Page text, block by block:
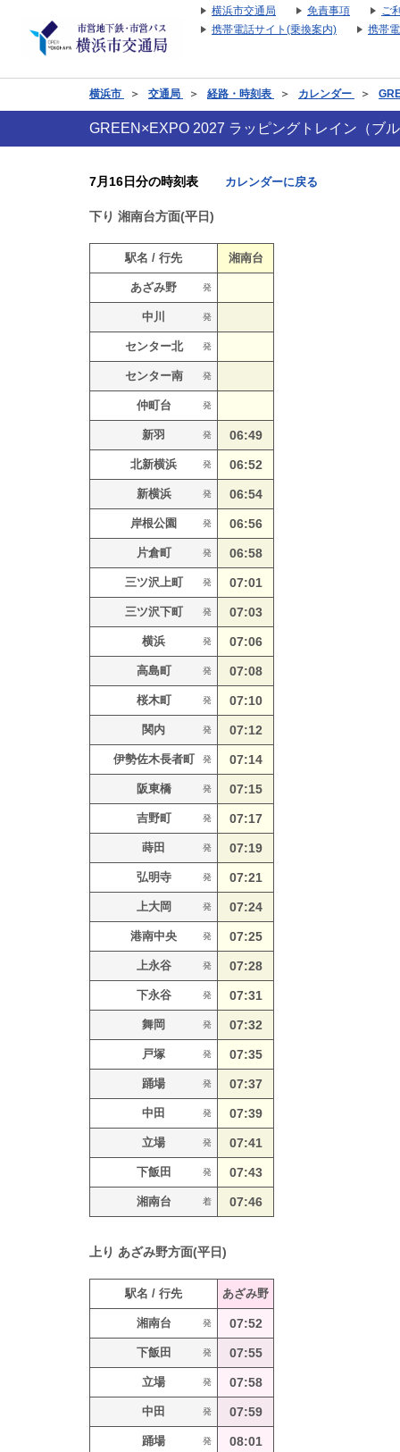
横浜市交通局 免責事項
ご
携帯電話サイト(乗換案内)
携帯
横浜市 ＞ 交通局 ＞ 経路・時刻表 ＞ カレンダー ＞
GREEN×EXPO 2027 ラッピングトレイン（ブ
7月16日分の時刻表 カレンダーに戻る
下り 湘南台方面(平日)
駅名 / 行先 湘南台
あざみ野 発
中川 発
センター北 発
センター南 発
仲町台 発
新羽 発 06:49
北新横浜 発 06:52
新横浜 発 06:54
岸根公園 発 06:56
片倉町 発 06:58
三ツ沢上町 発 07:01
三ツ沢下町 発 07:03
横浜 発 07:06
高島町 発 07:08
桜木町 発 07:10
関内 発 07:12
伊勢佐木長者町 発 07:14
阪東橋 発 07:15
吉野町 発 07:17
蒔田 発 07:19
弘明寺 発 07:21
上大岡 発 07:24
港南中央 発 07:25
上永谷 発 07:28
下永谷 発 07:31
舞岡 発 07:32
戸塚 発 07:35
踊場 発 07:37
中田 発 07:39
立場 発 07:41
下飯田 発 07:43
湘南台 着 07:46
上り あざみ野方面(平日)
駅名 / 行先 あざみ野
湘南台 発 07:52
下飯田 発 07:55
立場 発 07:58
中田 発 07:59
踊場 発 08:01